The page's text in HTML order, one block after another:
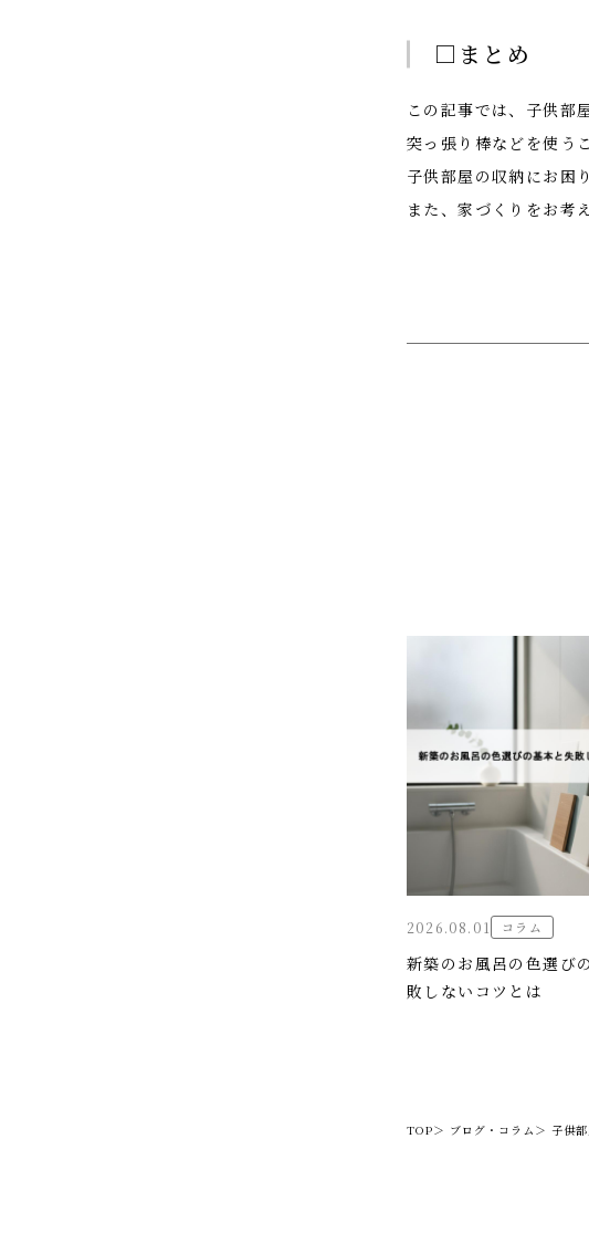
□まとめ
この記事では、子供部
突っ張り棒などを使う
子供部屋の収納にお困
また、家づくりをお考
2026.08.01 コラム
新築のお風呂の色選び
敗しないコツとは
TOP＞ ブログ・コラム＞ 子供